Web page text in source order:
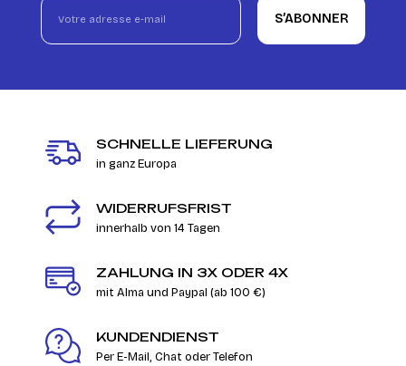
S’ABONNER
SCHNELLE LIEFERUNG
in ganz Europa
WIDERRUFSFRIST
innerhalb von 14 Tagen
ZAHLUNG IN 3X ODER 4X
mit Alma und Paypal (ab 100 €)
KUNDENDIENST
Per E-Mail, Chat oder Telefon